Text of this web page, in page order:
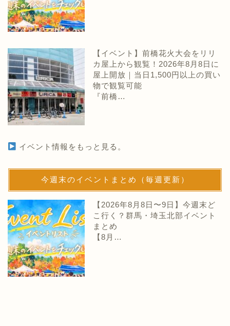
【イベント】前橋花火大会をリリ
カ屋上から観覧！2026年8月8日に
屋上開放｜当日1,500円以上の買い
物で観覧可能
『前橋…
イベント情報をもっと見る。
今週末のイベントまとめ（毎週更新）
【2026年8月8日〜9日】今週末ど
こ行く？群馬・埼玉北部イベント
まとめ
【8月…